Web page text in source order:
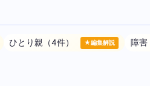
ひとり親（4件） ★編集解説 障害